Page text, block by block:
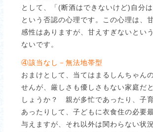
として、「(断酒はできないけど)自分は
という否認の心理です。この心理は、
感性はありますが、甘えすぎないとい
ないです。
④該当なし－無法地帯型
おまけとして、当てはまるしんちゃん
せんが、厳しさも優しさもない家庭だ
しょうか？ 親が多忙であったり、子
あったりして、子どもに衣食住の必要
与えますが、それ以外は関わらない状